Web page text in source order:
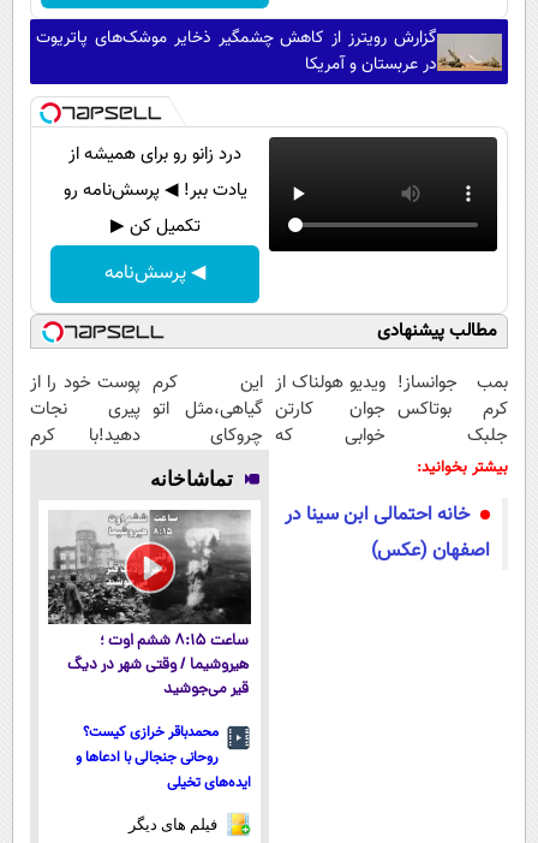
گزارش رویترز از کاهش چشمگیر ذخایر موشک‌های پاتریوت
در عربستان و آمریکا
درد زانو رو برای همیشه از
یادت ببر! ◀ پرسش‌نامه رو
تکمیل کن ▶
◀ پرسش‌نامه
مطالب پیشنهادی
بمب جوانساز!
کرم بوتاکس
جلبک
اسپیرولینا50%تخفیف
ویدیو هولناک از
جوان کارتن
خوابی که
این کرم
گیاهی،مثل اتو
چروکای
پوستتوصاف
میکنه!50%تخفیف
پوست خود را از
پیری نجات
دهید!با کرم
بیشتر بخوانید:
خانه احتمالی ابن سینا در
اصفهان (عکس)
تماشاخانه
ساعت ۸:۱۵ ششم اوت ؛
هیروشیما / وقتی شهر در دیگ
قیر می‌جوشید
محمدباقر خرازی کیست؟
روحانی جنجالی با ادعاها و
ایده‌های تخیلی
فیلم های دیگر